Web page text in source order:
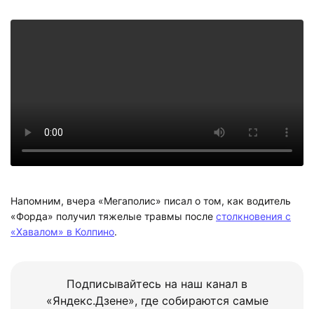
Напомним, вчера «Мегаполис» писал о том, как водитель
«Форда» получил тяжелые травмы после столкновения с
«Хавалом» в Колпино.
Подписывайтесь на наш канал в
«Яндекс.Дзене», где собираются самые